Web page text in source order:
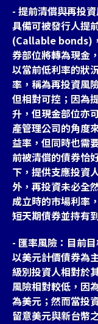
- 提前清償與再投
具備可被發行人提
(Callable bonds)
券部位將轉為現金
以當前低利率的狀
率，稱為再投資風
但相對可控；因為
升，但現金部位亦
產管理公司的角度
益率，但同時也需
前被清償的債券恰
下，提供支應投資
外，再投資未必全
成立時的市場利率
短天期債券並持有
- 匯率風險：目前
以美元計價債券為
級別投資人相對於
風險相對較低，因
為美元；然而當投
留意美元與新台幣